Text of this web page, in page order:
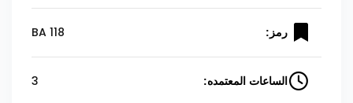
رمز: BA 118
الساعات المعتمده: 3